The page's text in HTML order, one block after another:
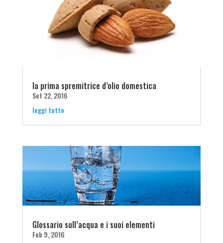
la prima spremitrice d’olio domestica
Set 22, 2016
leggi tutto
Glossario sull’acqua e i suoi elementi
Feb 9, 2016